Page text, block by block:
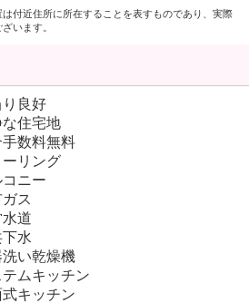
付近住所に所在することを表すものであり、実際
います。
り良好
な住宅地
数料無料
ーリング
ニー
ス
道
水
い乾燥機
テムキッチン
式キッチン